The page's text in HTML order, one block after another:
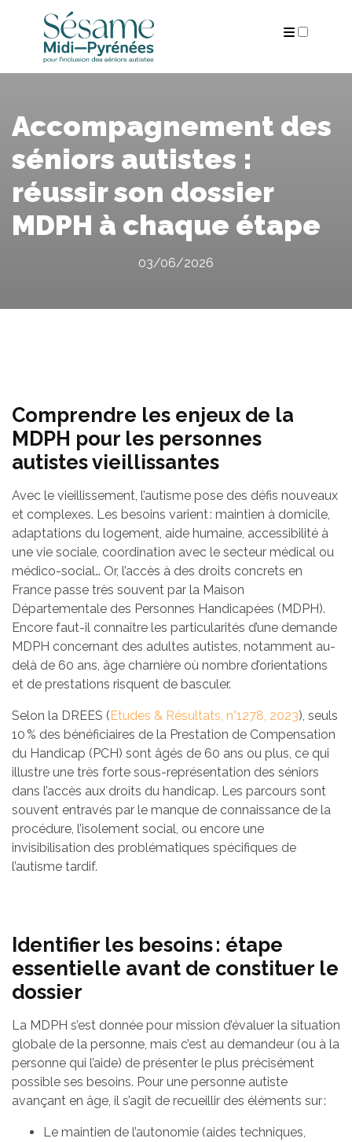
ARCHIVES
Accompagnement des
séniors autistes :
réussir son dossier
MDPH à chaque étape
03/06/2026
Comprendre les enjeux de la
MDPH pour les personnes
autistes vieillissantes
Avec le vieillissement, l’autisme pose des défis nouveaux
et complexes. Les besoins varient : maintien à domicile,
adaptations du logement, aide humaine, accessibilité à
une vie sociale, coordination avec le secteur médical ou
médico-social… Or, l’accès à des droits concrets en
France passe très souvent par la Maison
Départementale des Personnes Handicapées (MDPH).
Encore faut-il connaître les particularités d’une demande
MDPH concernant des adultes autistes, notamment au-
delà de 60 ans, âge charnière où nombre d’orientations
et de prestations risquent de basculer.
Selon la DREES (Etudes & Résultats, n°1278, 2023), seuls
10 % des bénéficiaires de la Prestation de Compensation
du Handicap (PCH) sont âgés de 60 ans ou plus, ce qui
illustre une très forte sous-représentation des séniors
dans l’accès aux droits du handicap. Les parcours sont
souvent entravés par le manque de connaissance de la
procédure, l’isolement social, ou encore une
invisibilisation des problématiques spécifiques de
l’autisme tardif.
Identifier les besoins : étape
essentielle avant de constituer le
dossier
La MDPH s’est donnée pour mission d’évaluer la situation
globale de la personne, mais c’est au demandeur (ou à la
personne qui l’aide) de présenter le plus précisément
possible ses besoins. Pour une personne autiste
avançant en âge, il s’agit de recueillir des éléments sur :
Le maintien de l’autonomie (aides techniques,